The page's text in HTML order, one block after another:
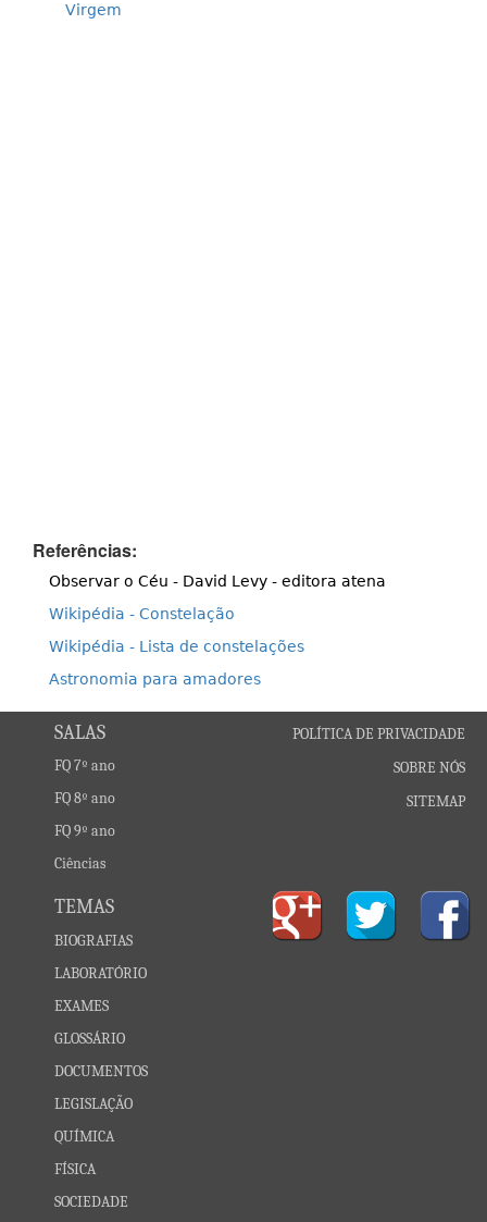
Virgem
Referências:
Observar o Céu - David Levy - editora atena
Wikipédia - Constelação
Wikipédia - Lista de constelações
Astronomia para amadores
SALAS
FQ 7º ano
FQ 8º ano
FQ 9º ano
Ciências
TEMAS
BIOGRAFIAS
LABORATÓRIO
EXAMES
GLOSSÁRIO
DOCUMENTOS
LEGISLAÇÃO
QUÍMICA
FÍSICA
SOCIEDADE
POLÍTICA DE PRIVACIDADE
SOBRE NÓS
SITEMAP